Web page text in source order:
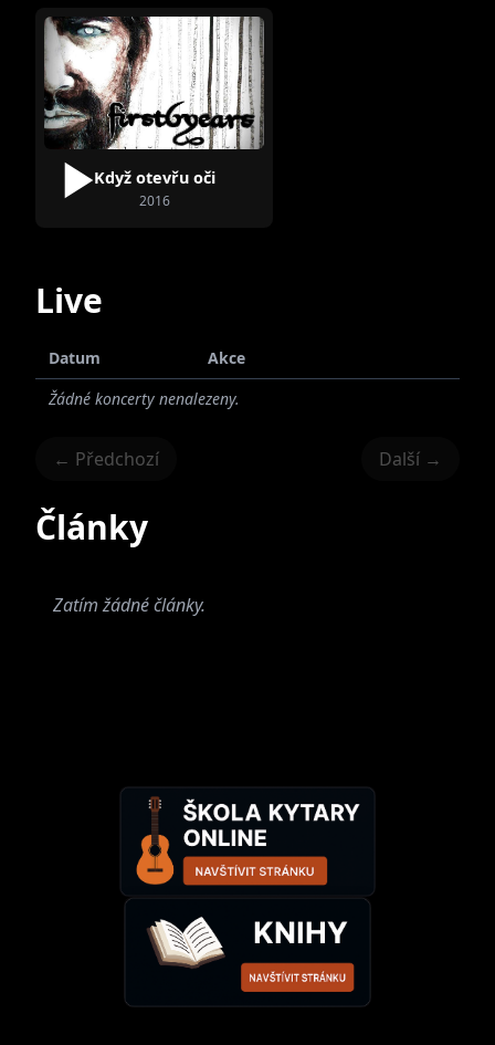
Josef Kašpar
Když otevřu oči
2016
Live
Datum
Akce
Žádné koncerty nenalezeny.
← Předchozí Další →
Články
Zatím žádné články.